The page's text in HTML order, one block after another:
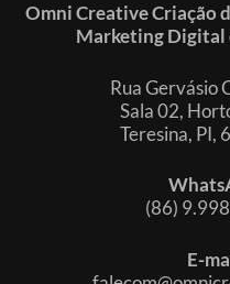
Omni Creative Criação
Marketing Digital
Rua Gervásio
Sala 02,
Teresina, PI,
(86)
E-